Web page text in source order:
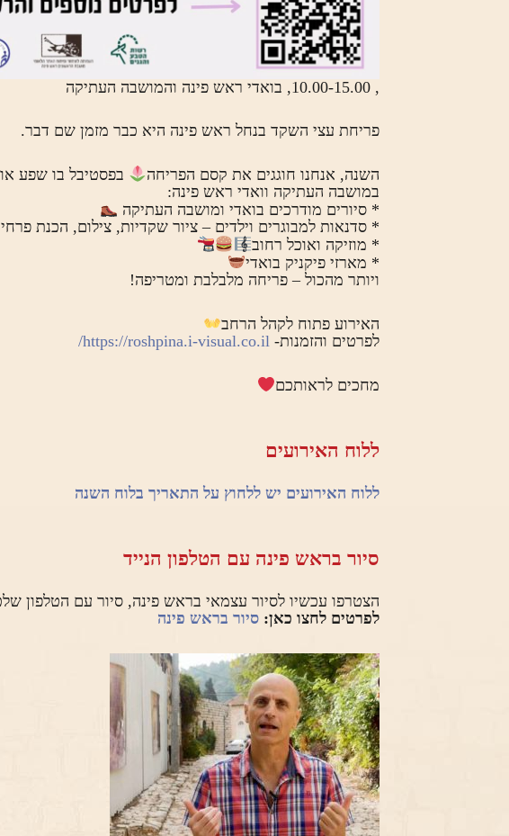
, 10.00-15.00, בואדי ראש פינה והמושבה העתיקה
פריחת עצי השקד בנחל ראש פינה היא כבר מזמן שם דבר.
השנה, אנחנו חוגגים את קסם הפריחה
בפסטיבל בו שפע
במושבה העתיקה וואדי ראש פינה:
* סיורים מודרכים בואדי ומושבה העתיקה
* סדנאות למבוגרים וילדים – ציור שקדיות, צילום, הכנת
* מוזיקה ואוכל רחוב
* מארזי פיקניק בואדי
ויותר מהכול – פריחה מלבלבת ומטריפה!
האירוע פתוח לקהל הרחב
לפרטים והזמנות- https://roshpina.i-visual.co.il/
מחכים לראותכם
ללוח האירועים
ללוח האירועים יש ללחוץ על התאריך בלוח השנה
סיור בראש פינה עם הטלפון הנייד
הצטרפו עכשיו לסיור עצמאי בראש פינה, סיור עם הטלפון
לפרטים לחצו כאן: סיור בראש פינה